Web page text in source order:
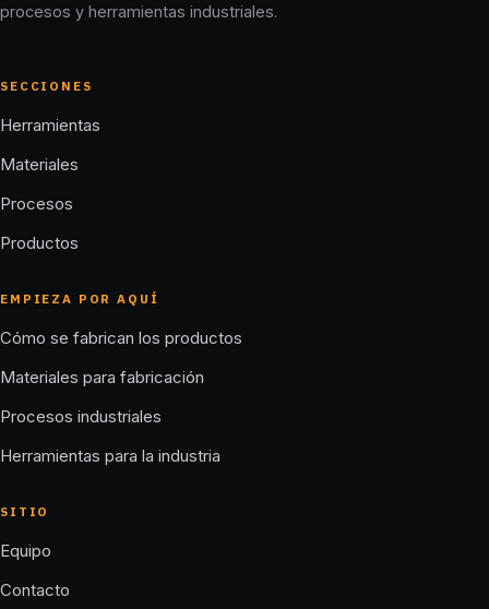
procesos y herramientas industriales.
SECCIONES
Herramientas
Materiales
Procesos
Productos
EMPIEZA POR AQUÍ
Cómo se fabrican los productos
Materiales para fabricación
Procesos industriales
Herramientas para la industria
SITIO
Equipo
Contacto